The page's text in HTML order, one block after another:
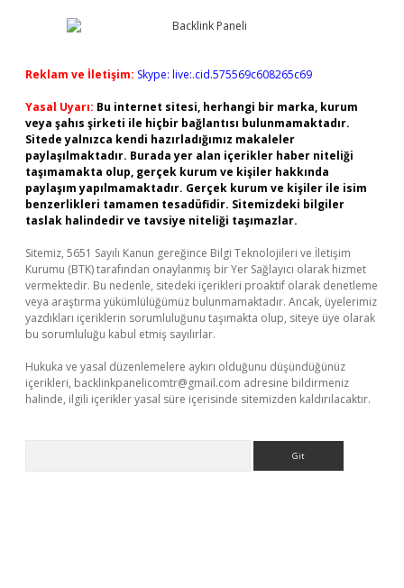
Reklam ve İletişim: Skype: live:.cid.575569c608265c69
Yasal Uyarı: Bu internet sitesi, herhangi bir marka, kurum
veya şahıs şirketi ile hiçbir bağlantısı bulunmamaktadır.
Sitede yalnızca kendi hazırladığımız makaleler
paylaşılmaktadır. Burada yer alan içerikler haber niteliği
taşımamakta olup, gerçek kurum ve kişiler hakkında
paylaşım yapılmamaktadır. Gerçek kurum ve kişiler ile isim
benzerlikleri tamamen tesadüfidir. Sitemizdeki bilgiler
taslak halindedir ve tavsiye niteliği taşımazlar.
Sitemiz, 5651 Sayılı Kanun gereğince Bilgi Teknolojileri ve İletişim
Kurumu (BTK) tarafından onaylanmış bir Yer Sağlayıcı olarak hizmet
vermektedir. Bu nedenle, sitedeki içerikleri proaktif olarak denetleme
veya araştırma yükümlülüğümüz bulunmamaktadır. Ancak, üyelerimiz
yazdıkları içeriklerin sorumluluğunu taşımakta olup, siteye üye olarak
bu sorumluluğu kabul etmiş sayılırlar.
Hukuka ve yasal düzenlemelere aykırı olduğunu düşündüğünüz
içerikleri, backlinkpanelicomtr@gmail.com adresine bildirmeniz
halinde, ilgili içerikler yasal süre içerisinde sitemizden kaldırılacaktır.